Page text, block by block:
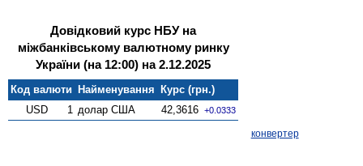
Довідковий курс НБУ на
міжбанківському валютному ринку
України (на 12:00) на 2.12.2025
Код валюти Найменування
Курс (грн.)
USD
1 долар США 42,3616 +0.0333
конвертер